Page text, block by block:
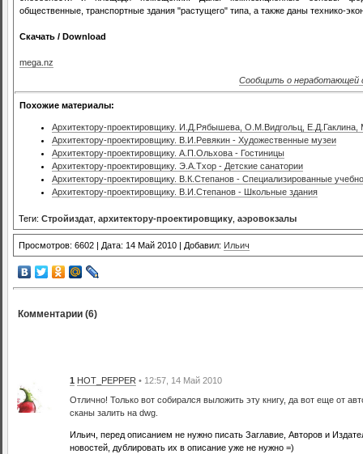
общественные, транспортные здания "растущего" типа, а также даны технико-
Скачать / Download
mega.nz
Сообщить о неработающей
Похожие материалы:
Архитектору-проектировщику. И.Д.Рябышева, О.М.Видгольц,
Архитектору-проектировщику. В.И.Ревякин - Художественные музеи
Архитектору-проектировщику. А.П.Ольхова - Гостиницы
Архитектору-проектировщику. Э.А.Тхор - Детские санатории
Архитектору-проектировщику. В.К.Степанов - Специализированные
Архитектору-проектировщику. В.И.Степанов - Школьные здания
Теги: Стройиздат архитектору-проектировщику аэровокзалы
Просмотров: 6602 | Дата: 14 Май 2010 | Добавил: Ильич
Комментарии (6)
1 HOT_PEPPER • 12:57, 14 Май 2010
Отлично! Только вот собирался выложить эту книгу, да вот еще от
сканы залить на dwg.
Ильич, перед описанием не нужно писать Заглавие, Авторов и
новостей, дублировать их в описание уже не нужно =)